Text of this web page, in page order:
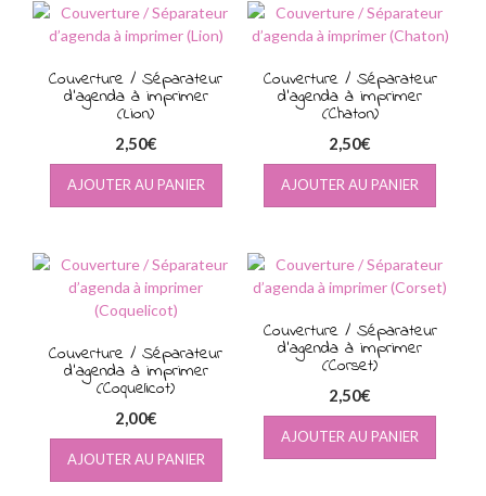
Couverture / Séparateur
d’agenda à imprimer
(Lion)
2,50€
AJOUTER AU PANIER
Couverture / Séparateur
d’agenda à imprimer
(Chaton)
2,50€
AJOUTER AU PANIER
Couverture / Séparateur
d’agenda à imprimer
(Coquelicot)
2,00€
AJOUTER AU PANIER
Couverture / Séparateur
d’agenda à imprimer
(Corset)
2,50€
AJOUTER AU PANIER